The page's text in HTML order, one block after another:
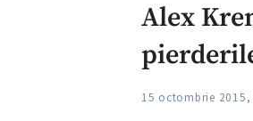
Alex
15 octombrie 2015,